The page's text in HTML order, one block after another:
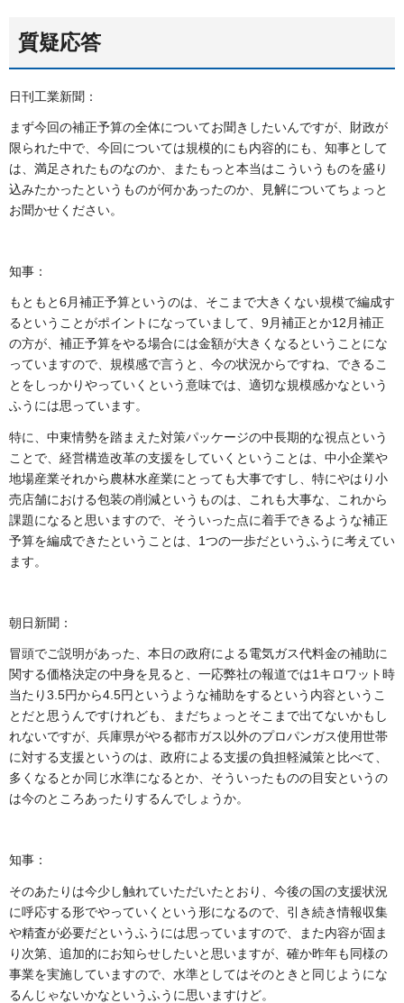
質疑応答
日刊工業新聞：
まず今回の補正予算の全体についてお聞きしたいんですが、財政が
限られた中で、今回については規模的にも内容的にも、知事として
は、満足されたものなのか、またもっと本当はこういうものを盛り
込みたかったというものが何かあったのか、見解についてちょっと
お聞かせください。
知事：
もともと6月補正予算というのは、そこまで大きくない規模で編成す
るということがポイントになっていまして、9月補正とか12月補正
の方が、補正予算をやる場合には金額が大きくなるということにな
っていますので、規模感で言うと、今の状況からですね、できるこ
とをしっかりやっていくという意味では、適切な規模感かなという
ふうには思っています。
特に、中東情勢を踏まえた対策パッケージの中長期的な視点という
ことで、経営構造改革の支援をしていくということは、中小企業や
地場産業それから農林水産業にとっても大事ですし、特にやはり小
売店舗における包装の削減というものは、これも大事な、これから
課題になると思いますので、そういった点に着手できるような補正
予算を編成できたということは、1つの一歩だというふうに考えてい
ます。
朝日新聞：
冒頭でご説明があった、本日の政府による電気ガス代料金の補助に
関する価格決定の中身を見ると、一応弊社の報道では1キロワット時
当たり3.5円から4.5円というような補助をするという内容というこ
とだと思うんですけれども、まだちょっとそこまで出てないかもし
れないですが、兵庫県がやる都市ガス以外のプロパンガス使用世帯
に対する支援というのは、政府による支援の負担軽減策と比べて、
多くなるとか同じ水準になるとか、そういったものの目安というの
は今のところあったりするんでしょうか。
知事：
そのあたりは今少し触れていただいたとおり、今後の国の支援状況
に呼応する形でやっていくという形になるので、引き続き情報収集
や精査が必要だというふうには思っていますので、また内容が固ま
り次第、追加的にお知らせしたいと思いますが、確か昨年も同様の
事業を実施していますので、水準としてはそのときと同じようにな
るんじゃないかなというふうに思いますけど。